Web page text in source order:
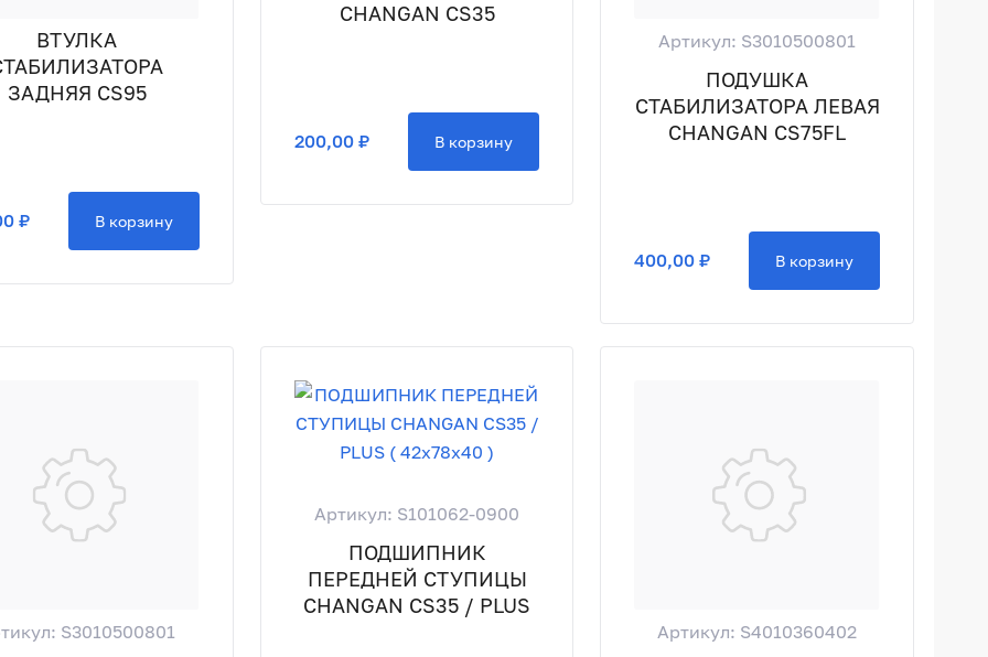
ВТУЛКА
ЗАДНЯЯ CS95
₽ В корзину
CHANGAN CS35
200,00 ₽ В корзину
Артикул: S3010500801
ПОДУШКА
СТАБИЛИЗАТОРА ЛЕВАЯ
CHANGAN CS75FL
400,00 ₽ В корзину
S3010500801
Артикул: S101062-0900
ПОДШИПНИК
ПЕРЕДНЕЙ СТУПИЦЫ
CHANGAN CS35 / PLUS
Артикул: S4010360402